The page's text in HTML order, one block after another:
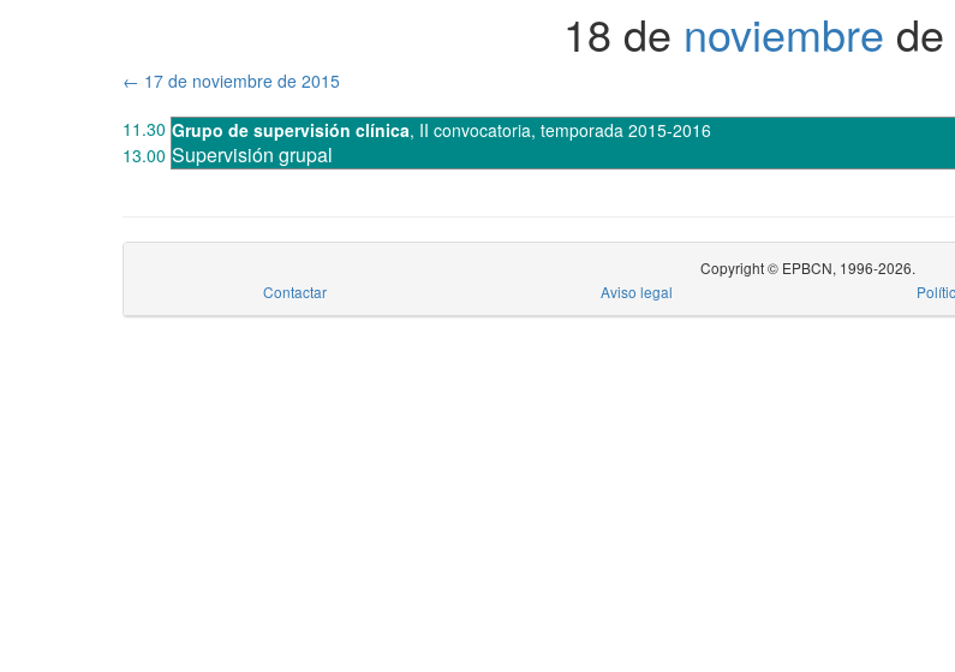
18 de noviembre de
← 17 de noviembre de 2015
11.30 Grupo de supervisión clínica, II convocatoria, temporada 2015-2016
Supervisión grupal
13.00
Copyright © EPBCN, 1996-2026.
Contactar
Aviso legal